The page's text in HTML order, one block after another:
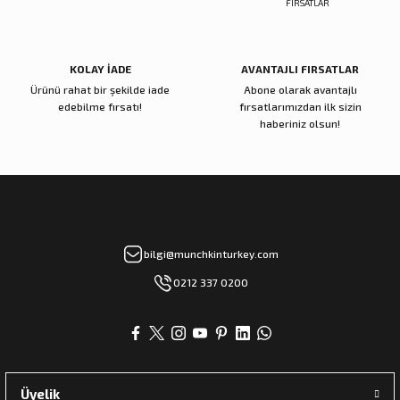
KOLAY İADE
Ürünü rahat bir şekilde iade
edebilme fırsatı!
AVANTAJLI FIRSATLAR
Abone olarak avantajlı
fırsatlarımızdan ilk sizin
haberiniz olsun!
bilgi@munchkinturkey.com
0212 337 0200
Üyelik